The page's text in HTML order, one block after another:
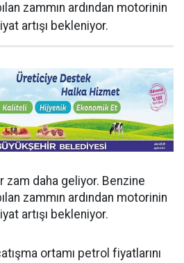
zammın ardından motorinin
artışı bekleniyor.
zam daha geliyor. Benzine
zammın ardından motorinin
artışı bekleniyor.
ortamı petrol fiyatlarını